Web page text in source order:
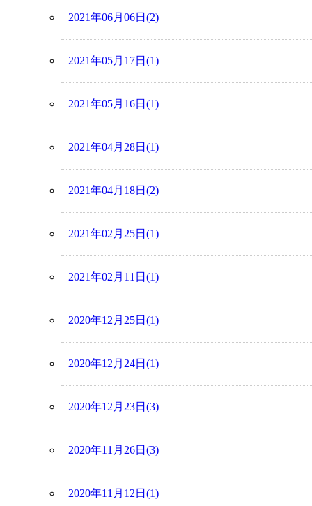
2021年06月06日(2)
2021年05月17日(1)
2021年05月16日(1)
2021年04月28日(1)
2021年04月18日(2)
2021年02月25日(1)
2021年02月11日(1)
2020年12月25日(1)
2020年12月24日(1)
2020年12月23日(3)
2020年11月26日(3)
2020年11月12日(1)